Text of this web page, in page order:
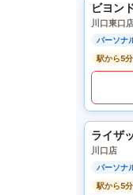
ビヨン
川口東口
パーソナ
駅から5
ライザ
川口店
パーソナ
駅から5